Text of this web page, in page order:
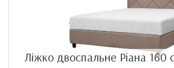
Ліжко двоспальне Ріана